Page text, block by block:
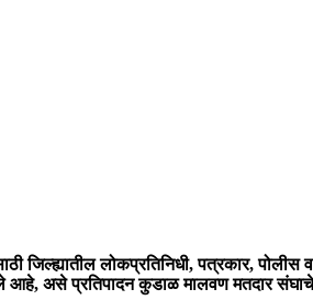
जिल्ह्यातील लोकप्रतिनिधी, पत्रकार,
असे प्रतिपादन कुडाळ मालवण मतदार